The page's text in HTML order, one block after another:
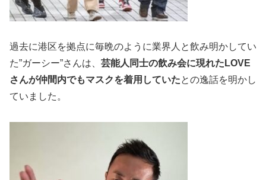
過去に港区を拠点に毎晩のように業界人と飲み明かしてい
た”ガーシー”さんは、 芸能人同士の飲み会に現れたLOVE
さんが仲間内でもマスクを着用していたとの逸話を明かし
ていました。